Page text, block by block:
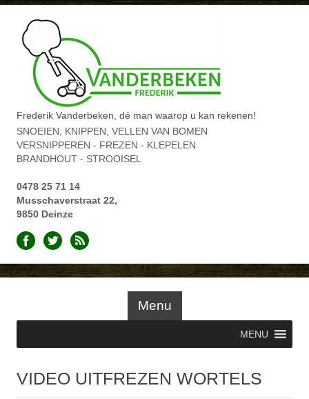
Frederik Vanderbeken, dé man waarop u kan rekenen!
SNOEIEN, KNIPPEN, VELLEN VAN BOMEN
VERSNIPPEREN - FREZEN - KLEPELEN
BRANDHOUT - STROOISEL
0478 25 71 14
Musschaverstraat 22,
9850 Deinze
Menu
MENU
VIDEO UITFREZEN WORTELS